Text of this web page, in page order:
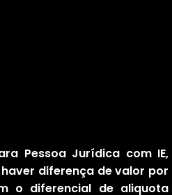
Pessoa Jurídica com IE,
haver diferença de valor por
o diferencial de aliquota